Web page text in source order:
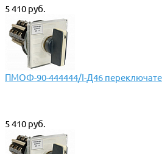
5 410 руб.
ПМОФ-90-444444/I-Д46
5 410 руб.